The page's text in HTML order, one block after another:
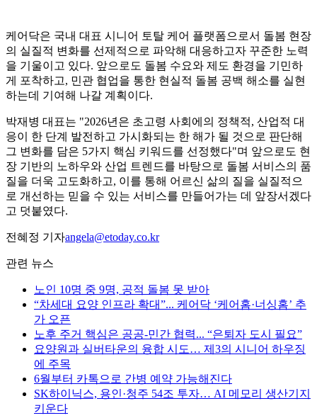
케어닥은 국내 대표 시니어 토탈 케어 플랫폼으로서 돌봄 현장
의 실질적 변화를 선제적으로 파악해 대응하고자 꾸준한 노력
을 기울이고 있다. 앞으로도 돌봄 수요와 제도 환경을 기민하
게 포착하고, 민관 협업을 통한 현실적 돌봄 공백 해소를 실현
하는데 기여해 나갈 계획이다.
박재병 대표는 "2026년은 초고령 사회에의 정책적, 산업적 대
응이 한 단계 발전하고 가시화되는 한 해가 될 것으로 판단해
그 변화를 담은 5가지 핵심 키워드를 선정했다"며 앞으로도 현
장 기반의 노하우와 산업 트렌드를 바탕으로 돌봄 서비스의 품
질을 더욱 고도화하고, 이를 통해 어르신 삶의 질을 실질적으
로 개선하는 믿을 수 있는 서비스를 만들어가는 데 앞장서겠다
고 덧붙였다.
전혜정 기자angela@etoday.co.kr
관련 뉴스
노인 10명 중 9명, 공적 돌봄 못 받아
“차세대 요양 인프라 확대”... 케어닥 ‘케어홈·너싱홈’ 추
가 오픈
노후 주거 핵심은 공공-민간 협력... “은퇴자 도시 필요”
요양원과 실버타운의 융합 시도… 제3의 시니어 하우징
에 주목
6월부터 카톡으로 간병 예약 가능해진다
SK하이닉스, 용인·청주 54조 투자… AI 메모리 생산기지
키운다